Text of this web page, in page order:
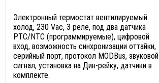
Электронный термостат вентилируемый
холод, 230 Vac, 3 реле, под два датчика
PTC/NTC (программируемые), цифровой
вход, возможность синхронизации оттайки,
серийный порт, протокол MODBus, звуковой
сигнал, установка на Дин-рейку, датчики в
комплекте.